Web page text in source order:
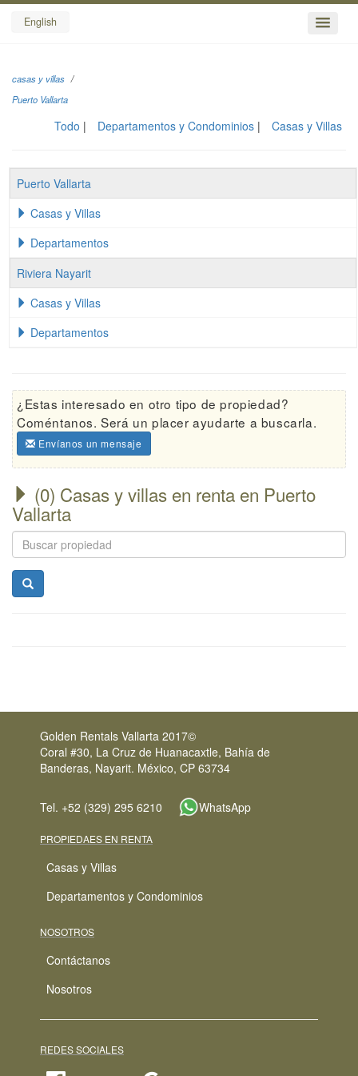
English
casas y villas
Puerto Vallarta
Todo Departamentos y Condominios Casas y Villas
Puerto Vallarta
Casas y Villas
Departamentos
Riviera Nayarit
Casas y Villas
Departamentos
¿Estas interesado en otro tipo de propiedad?
Coméntanos. Será un placer ayudarte a buscarla.
Envíanos un mensaje
(0) Casas y villas en renta en Puerto
Vallarta
Golden Rentals Vallarta 2017©
Coral #30, La Cruz de Huanacaxtle, Bahía de
Banderas, Nayarit. México, CP 63734
Tel. +52 (329) 295 6210 WhatsApp
PROPIEDAES EN RENTA
Casas y Villas
Departamentos y Condominios
NOSOTROS
Contáctanos
Nosotros
REDES SOCIALES